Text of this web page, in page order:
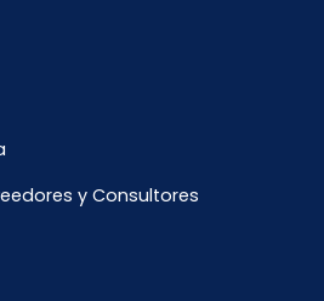
y Consultores